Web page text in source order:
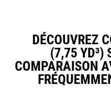
DÉCOUVREZ
(7,75 YD³)
COMPARAISON